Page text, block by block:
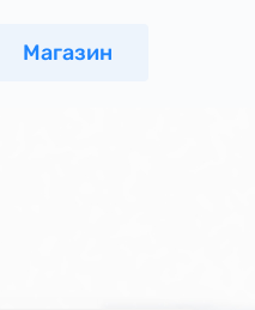
Магазин